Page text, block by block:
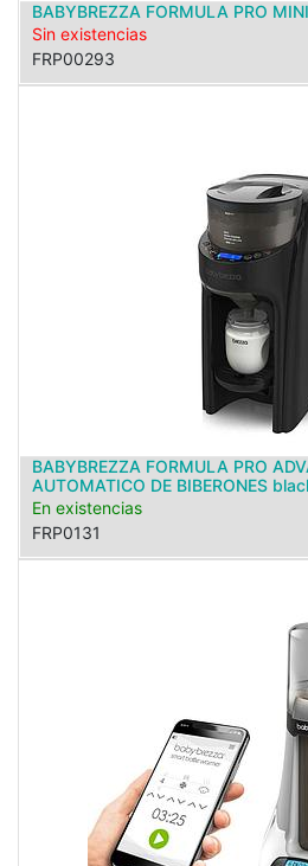
BABYBREZZA FORMULA PRO
Sin existencias
FRP00293
BABYBREZZA FORMULA PRO
AUTOMATICO DE BIBERONES
En existencias
FRP0131